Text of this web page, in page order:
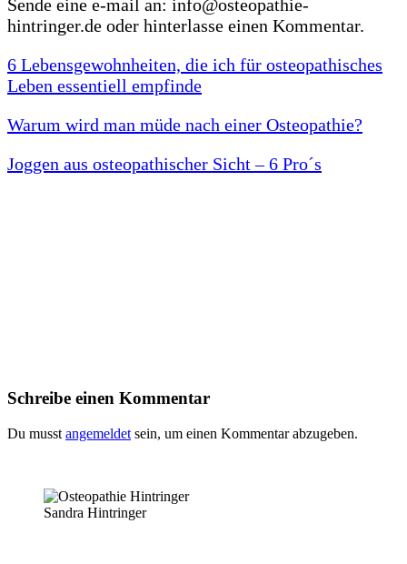
Sende eine e-mail an: info@osteopathie-
hintringer.de oder hinterlasse einen Kommentar.
6 Lebensgewohnheiten, die ich für osteopathisches
Leben essentiell empfinde
Warum wird man müde nach einer Osteopathie?
Joggen aus osteopathischer Sicht – 6 Pro´s
Schreibe einen Kommentar
Du musst angemeldet sein, um einen Kommentar abzugeben.
Sandra Hintringer